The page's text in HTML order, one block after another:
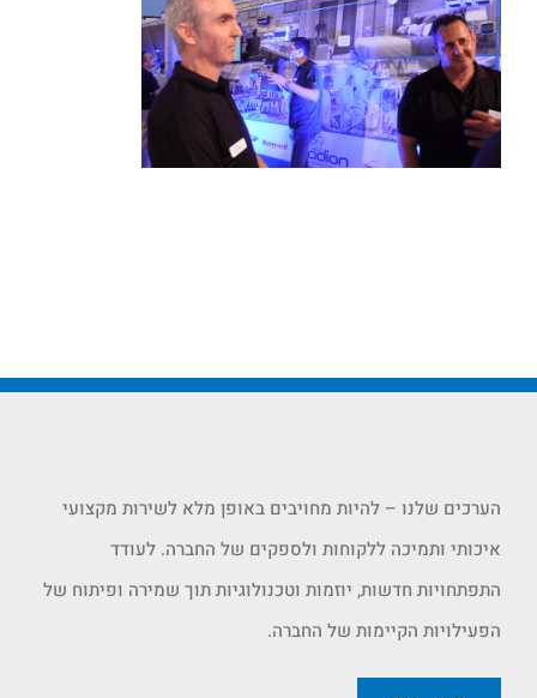
הערכים שלנו – להיות מחויבים באופן מלא לשירות מקצועי
איכותי ותמיכה ללקוחות ולספקים של החברה. לעודד
התפתחויות חדשות, יוזמות וטכנולוגיות תוך שמירה ופיתוח של
הפעילויות הקיימות של החברה.